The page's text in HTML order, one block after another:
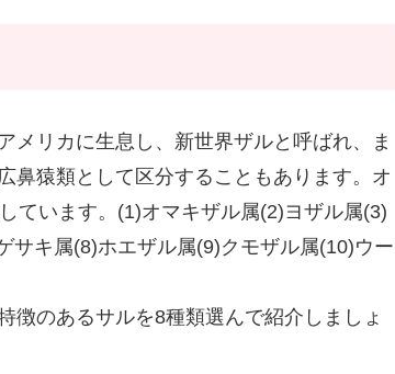
メリカに生息し、新世界ザルと呼ばれ、ま
鼻猿類として区分することもあります。オ
ています。(1)オマキザル属(2)ヨザル属(3)
サキ属(8)ホエザル属(9)クモザル属(10)ウー
徴のあるサルを8種類選んで紹介しましょ